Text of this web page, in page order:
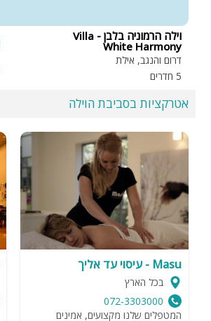
וילה הרמוניה בלבן - Villa
White Harmony
דרום והנגב, אילת
5 חדרים
אטרקציות בסביבת הוילה
Masu - עיסוי עד אליך
בכל הארץ
072-3303000
המטפלים שלנו מקצועים, אמינים